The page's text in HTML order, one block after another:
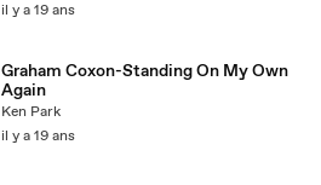
il y a 19 ans
Graham Coxon-Standing On My Own
Again
Ken Park
il y a 19 ans